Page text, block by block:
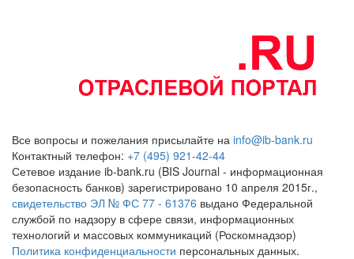
Все вопросы и пожелания присылайте на info@ib-bank.ru
Контактный телефон: +7 (495) 921-42-44
Сетевое издание ib-bank.ru (BIS Journal - информационная
безопасность банков) зарегистрировано 10 апреля 2015г.,
свидетельство ЭЛ № ФС 77 - 61376 выдано Федеральной
службой по надзору в сфере связи, информационных
технологий и массовых коммуникаций (Роскомнадзор)
Политика конфиденциальности персональных данных.